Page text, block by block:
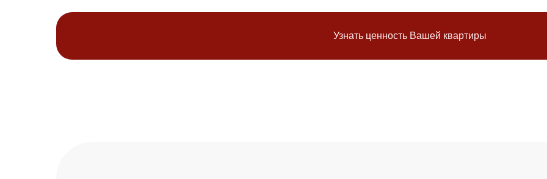
Узнать ценность Вашей квартиры